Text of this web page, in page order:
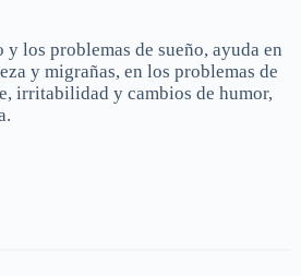
los problemas de sueño, ayuda en
y migrañas, en los problemas de
irritabilidad y cambios de humor,